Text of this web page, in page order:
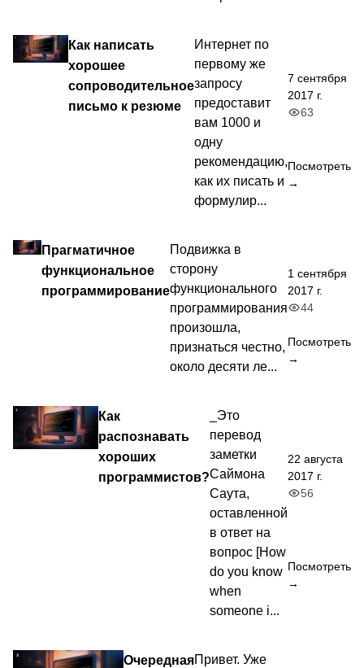
Как написать
хорошее
сопроводительное
письмо к резюме
Интернет по
первому же
запросу
предоставит
вам 1000 и
одну
рекомендацию,
как их писать и
формулир...
7 сентября
2017 г.
63
Посмотреть
→
Прагматичное
функциональное
программирование
Подвижка в
сторону
функционального
программирования
произошла,
признаться честно,
около десяти ле...
1 сентября
2017 г.
44
Посмотреть
→
Как
распознавать
хороших
программистов?
_Это
перевод
заметки
Саймона
Саута,
оставленной
в ответ на
вопрос [How
do you know
when
someone i...
22 августа
2017 г.
56
Посмотреть
→
ОчереднаяПривет. Уже